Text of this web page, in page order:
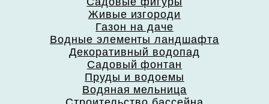
Живые изгороди
Газон на даче
Водные элементы ландшафта
Декоративный водопад
Садовый фонтан
Пруды и водоемы
Водяная мельница